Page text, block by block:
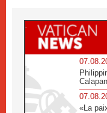
«La